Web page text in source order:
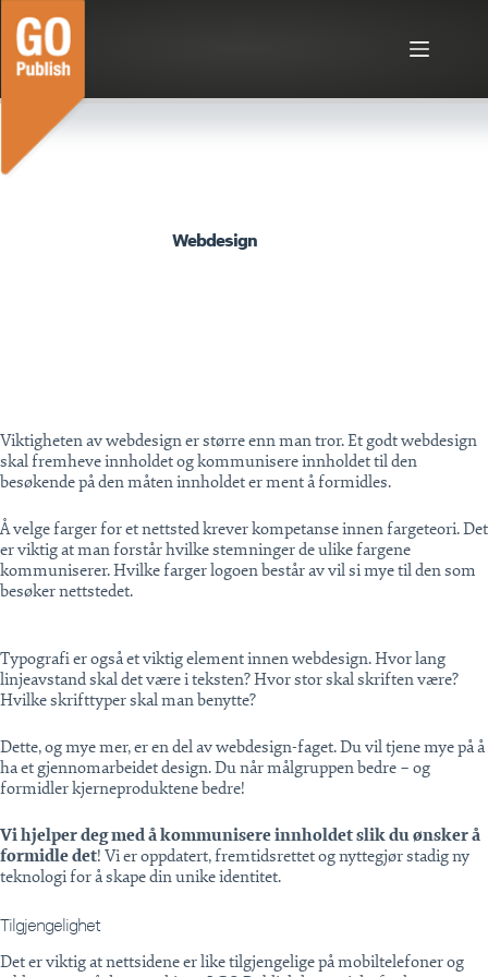
innholdet
Webdesign
Viktigheten av webdesign er større enn man tror. Et godt webdesign
skal fremheve innholdet og kommunisere innholdet til den
besøkende på den måten innholdet er ment å formidles.
Å velge farger for et nettsted krever kompetanse innen fargeteori. Det
er viktig at man forstår hvilke stemninger de ulike fargene
kommuniserer. Hvilke farger logoen består av vil si mye til den som
besøker nettstedet.
Typografi er også et viktig element innen webdesign. Hvor lang
linjeavstand skal det være i teksten? Hvor stor skal skriften være?
Hvilke skrifttyper skal man benytte?
Dette, og mye mer, er en del av webdesign-faget. Du vil tjene mye på å
ha et gjennomarbeidet design. Du når målgruppen bedre – og
formidler kjerneproduktene bedre!
Vi hjelper deg med å kommunisere innholdet slik du ønsker å
formidle det! Vi er oppdatert, fremtidsrettet og nyttegjør stadig ny
teknologi for å skape din unike identitet.
Tilgjengelighet
Det er viktig at nettsidene er like tilgjengelige på mobiltelefoner og